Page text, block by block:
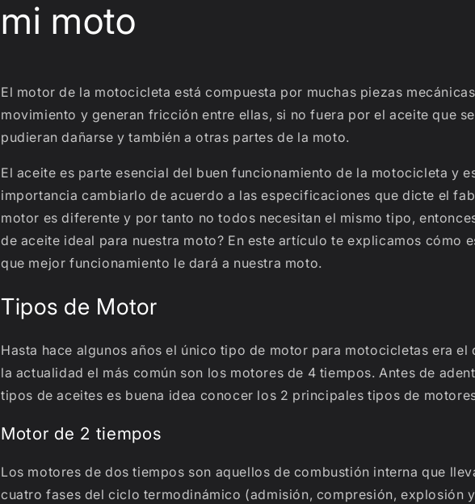
mi moto
El motor de la motocicleta está compuesta por muchas piezas
movimiento y generan fricción entre ellas, si no fuera por el aceite que
pudieran dañarse y también a otras partes de la moto.
El aceite es parte esencial del buen funcionamiento de la motocicleta y
importancia cambiarlo de acuerdo a las especificaciones que dicte el
motor es diferente y por tanto no todos necesitan el mismo tipo,
de aceite ideal para nuestra moto? En este artículo te explicamos cómo
que mejor funcionamiento le dará a nuestra moto.
Tipos de Motor
Hasta hace algunos años el único tipo de motor para motocicletas era el
la actualidad el más común son los motores de 4 tiempos. Antes de
tipos de aceites es buena idea conocer los 2 principales tipos de
Motor de 2 tiempos
Los motores de dos tiempos son aquellos de combustión interna que
cuatro fases del ciclo termodinámico (admisión, compresión, explosión